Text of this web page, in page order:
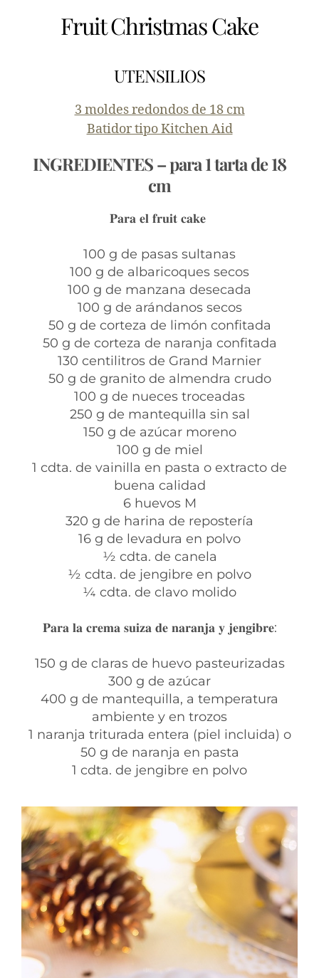
Fruit Christmas Cake
UTENSILIOS
3 moldes redondos de 18 cm
Batidor tipo Kitchen Aid
INGREDIENTES – para 1 tarta de 18
cm
𝐏𝐚𝐫𝐚 𝐞𝐥 𝐟𝐫𝐮𝐢𝐭 𝐜𝐚𝐤𝐞
100 g de pasas sultanas⁣
100 g de albaricoques secos⁣
100 g de manzana desecada⁣
100 g de arándanos secos⁣
50 g de corteza de limón confitada⁣
50 g de corteza de naranja confitada⁣
130 centilitros de Grand Marnier⁣
50 g de granito de almendra crudo⁣
100 g de nueces troceadas⁣
250 g de mantequilla sin sal⁣
150 g de azúcar moreno⁣
100 g de miel⁣
1 cdta. de vainilla en pasta o extracto de
buena calidad⁣
6 huevos M⁣
320 g de harina de repostería⁣
16 g de levadura en polvo⁣
½ cdta. de canela⁣
½ cdta. de jengibre en polvo⁣
¼ cdta. de clavo molido⁣
𝐏𝐚𝐫𝐚 𝐥𝐚 𝐜𝐫𝐞𝐦𝐚 𝐬𝐮𝐢𝐳𝐚 𝐝𝐞 𝐧𝐚𝐫𝐚𝐧𝐣𝐚 𝐲 𝐣𝐞𝐧𝐠𝐢𝐛𝐫𝐞:⁣
150 g de claras de huevo pasteurizadas⁣
300 g de azúcar⁣
400 g de mantequilla, a temperatura
ambiente y en trozos⁣
1 naranja triturada entera (piel incluida) o
50 g de naranja en pasta⁣
1 cdta. de jengibre en polvo⁣